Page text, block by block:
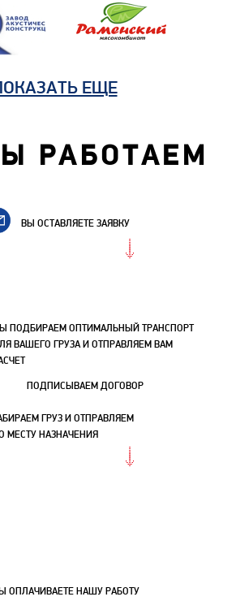
ЕЩЕ
РАБОТАЕМ
ВЫ ОСТАВЛЯЕТЕ ЗАЯВКУ
ПОДБИРАЕМ ОПТИМАЛЬНЫЙ ТРАНСПОРТ
ВАШЕГО ГРУЗА И ОТПРАВЛЯЕМ ВАМ
ПОДПИСЫВАЕМ ДОГОВОР
ГРУЗ И ОТПРАВЛЯЕМ
МЕСТУ НАЗНАЧЕНИЯ
ОПЛАЧИВАЕТЕ НАШУ РАБОТУ